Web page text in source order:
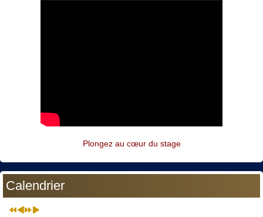
Plongez au cœur du stage
Calendrier